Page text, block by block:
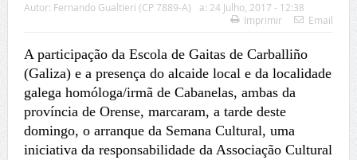
Autor: Fernando Gualtieri (CP 7889-A) a: 24 Julho, 2017 - 12:38
Imprimir
Email
A participação da Escola de Gaitas de Carballiño
(Galiza) e a presença do alcaide local e da localidade
galega homóloga/irmã de Cabanelas, ambas da
província de Orense, marcaram, a tarde deste
domingo, o arranque da Semana Cultural, uma
iniciativa da responsabilidade da Associação Cultural